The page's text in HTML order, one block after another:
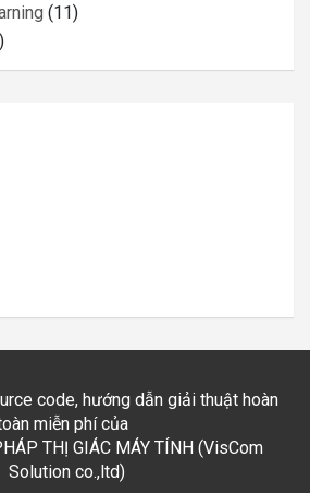
(11)
code, hướng dẫn giải thuật hoàn
miễn phí của
THỊ GIÁC MÁY TÍNH (VisCom
Solution co.,ltd)